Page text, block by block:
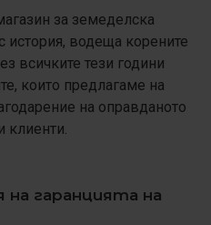
за земеделска
история, водеща корените
всичките тези години
които предлагаме на
на оправданото
клиенти.
на гаранцията на